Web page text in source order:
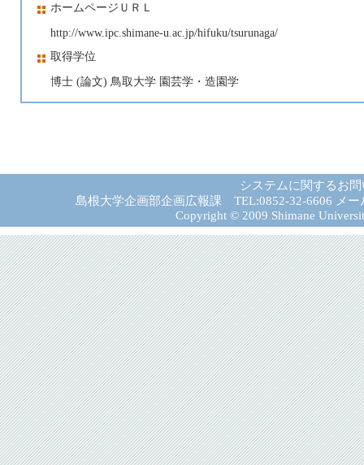
ホームページＵＲＬ
http://www.ipc.shimane-u.ac.jp/hifuku/tsurunaga/
取得学位
博士 (論文) 鳥取大学 園芸学・造園学
システムに関するお
島根大学企画部企画広報課 TEL:0852-32-6606 メー
Copyright © 2009 Shimane